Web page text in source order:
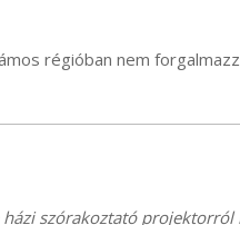
régióban nem
házi szórakoztató projektorról